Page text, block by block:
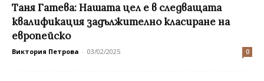
Таня Гатева: Нашата цел е в следващата
квалификация задължително класиране на
европейско
Виктория Петрова - 03/02/2025 0